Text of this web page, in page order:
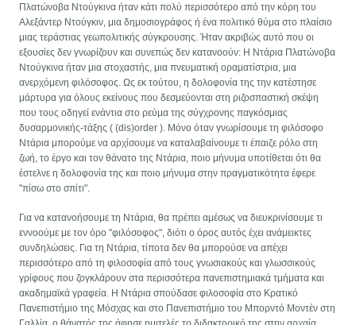
Πλατώνοβα Ντούγκινα ήταν κάτι πολύ περισσότερο από την κόρη του
Αλεξάντερ Ντούγκιν, μια δημοσιογράφος ή ένα πολιτικό θύμα στο πλαίσιο
μιας τεράστιας γεωπολιτικής σύγκρουσης. Ήταν ακριβώς αυτό που οι
εξουσίες δεν γνωρίζουν και συνεπώς δεν κατανοούν: Η Ντάρια Πλατώνοβα
Ντούγκινα ήταν μια στοχαστής, μια πνευματική οραματίστρια, μια
ανερχόμενη φιλόσοφος. Ως εκ τούτου, η δολοφονία της την κατέστησε
μάρτυρα για όλους εκείνους που δεσμεύονται στη ριζοσπαστική σκέψη
που τους οδηγεί ενάντια στο ρεύμα της σύγχρονης παγκόσμιας
δυσαρμονικής-τάξης ( (dis)order ). Μόνο όταν γνωρίσουμε τη φιλόσοφο
Ντάρια μπορούμε να αρχίσουμε να καταλαβαίνουμε τι έπαιζε ρόλο στη
ζωή, το έργο και τον θάνατο της Ντάρια, ποιο μήνυμα υποτίθεται ότι θα
έστελνε η δολοφονία της και ποιο μήνυμα στην πραγματικότητα έφερε
"πίσω στο σπίτι".
Για να κατανοήσουμε τη Ντάρια, θα πρέπει αμέσως να διευκρινίσουμε τι
εννοούμε με τον όρο "φιλόσοφος", διότι ο όρος αυτός έχει ανάμεικτες
συνδηλώσεις. Για τη Ντάρια, τίποτα δεν θα μπορούσε να απέχει
περισσότερο από τη φιλοσοφία από τους γνωσιακούς και γλωσσικούς
γρίφους που ζογκλάρουν στα περισσότερα πανεπιστημιακά τμήματα και
ακαδημαϊκά γραφεία. Η Ντάρια σπούδασε φιλοσοφία στο Κρατικό
Πανεπιστήμιο της Μόσχας και στο Πανεπιστήμιο του Μπορντό Μοντέν στη